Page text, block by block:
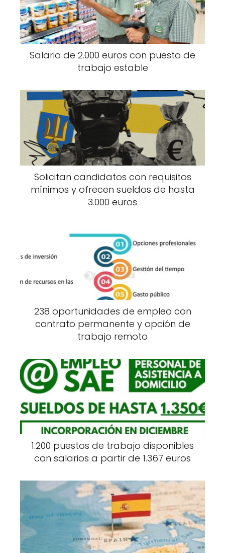
Salario de 2.000 euros con puesto de
trabajo estable
Solicitan candidatos con requisitos
mínimos y ofrecen sueldos de hasta
3.000 euros
238 oportunidades de empleo con
contrato permanente y opción de
trabajo remoto
1.200 puestos de trabajo disponibles
con salarios a partir de 1.367 euros